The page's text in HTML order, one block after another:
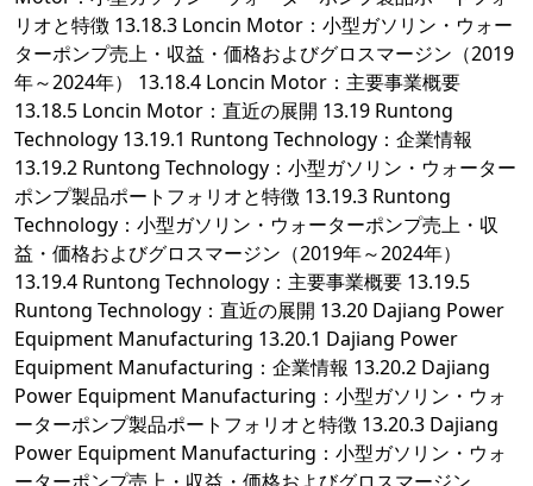
リオと特徴 13.18.3 Loncin Motor：小型ガソリン・ウォー
ターポンプ売上・収益・価格およびグロスマージン（2019
年～2024年） 13.18.4 Loncin Motor：主要事業概要
13.18.5 Loncin Motor：直近の展開 13.19 Runtong
Technology 13.19.1 Runtong Technology：企業情報
13.19.2 Runtong Technology：小型ガソリン・ウォーター
ポンプ製品ポートフォリオと特徴 13.19.3 Runtong
Technology：小型ガソリン・ウォーターポンプ売上・収
益・価格およびグロスマージン（2019年～2024年）
13.19.4 Runtong Technology：主要事業概要 13.19.5
Runtong Technology：直近の展開 13.20 Dajiang Power
Equipment Manufacturing 13.20.1 Dajiang Power
Equipment Manufacturing：企業情報 13.20.2 Dajiang
Power Equipment Manufacturing：小型ガソリン・ウォ
ーターポンプ製品ポートフォリオと特徴 13.20.3 Dajiang
Power Equipment Manufacturing：小型ガソリン・ウォ